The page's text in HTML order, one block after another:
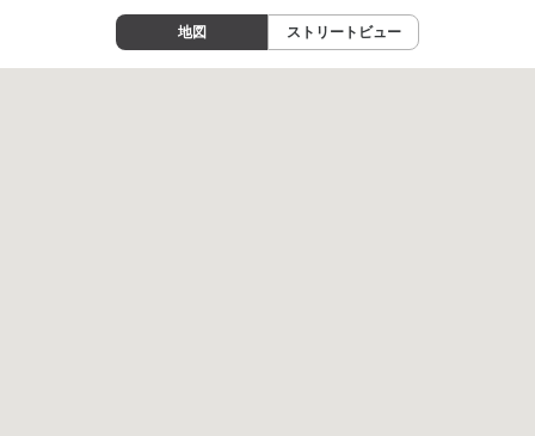
地図 ストリートビュー